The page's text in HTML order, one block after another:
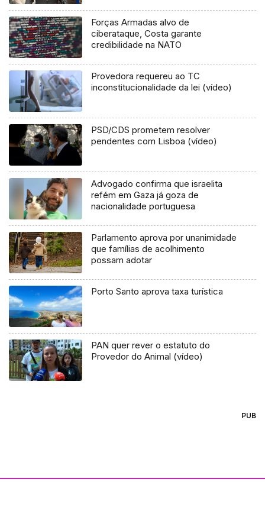
Forças Armadas alvo de
ciberataque, Costa garante
credibilidade na NATO
Provedora requereu ao TC
inconstitucionalidade da lei (vídeo)
PSD/CDS prometem resolver
pendentes com Lisboa (vídeo)
Advogado confirma que israelita
refém em Gaza já goza de
nacionalidade portuguesa
Parlamento aprova por unanimidade
que famílias de acolhimento
possam adotar
Porto Santo aprova taxa turística
PAN quer rever o estatuto do
Provedor do Animal (vídeo)
PUB